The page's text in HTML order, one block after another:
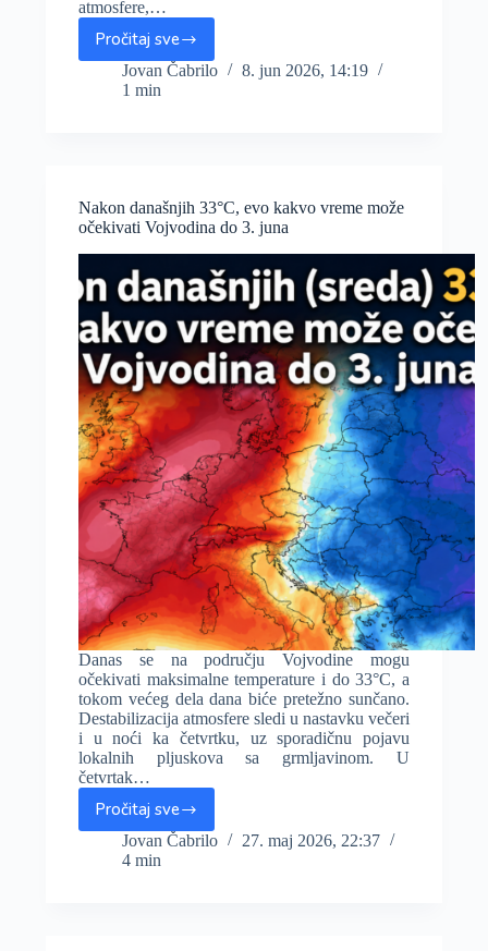
atmosfere,…
Pročitaj sve
Do
sredine
sedmice
deo
svežiji
destabilizaciju
atmosfere
Jovan Čabrilo
8. jun 2026, 14:19
1 min
Nakon današnjih 33°C, evo kakvo vreme može
očekivati Vojvodina do 3. juna
Danas se na području Vojvodine mogu
očekivati maksimalne temperature i do 33°C, a
tokom većeg dela dana biće pretežno sunčano.
Destabilizacija atmosfere sledi u nastavku večeri
i u noći ka četvrtku, uz sporadičnu pojavu
lokalnih pljuskova sa grmljavinom. U
četvrtak…
Pročitaj sve
Nakon
današnjih
33°C,
Jovan Čabrilo
27. maj 2026, 22:37
4 min